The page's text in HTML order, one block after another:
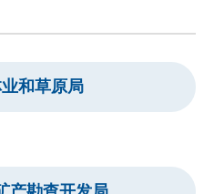
和草原局